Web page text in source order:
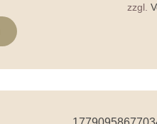
zzgl.